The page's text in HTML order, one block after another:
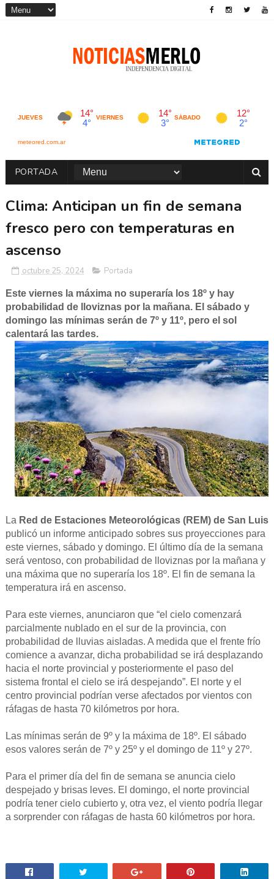
PORTADA
Clima: Anticipan un fin de semana
fresco pero con temperaturas en
ascenso
octubre 25, 2024 Portada
Este viernes la máxima no superaría los 18º y hay
probabilidad de lloviznas por la mañana. El sábado y
domingo las mínimas serán de 7º y 11º, pero el sol
calentará las tardes.
La Red de Estaciones Meteorológicas (REM) de San Luis
publicó un informe anticipado sobres sus proyecciones para
este viernes, sábado y domingo. El último día de la semana
será ventoso, con probabilidad de lloviznas por la mañana y
una máxima que no superaría los 18º. El fin de semana la
temperatura irá en ascenso.
Para este viernes, anunciaron que “el cielo comenzará
parcialmente nublado en el sur de la provincia, con
probabilidad de lluvias aisladas. A medida que el frente frío
comience a avanzar, dicha probabilidad se irá desplazando
hacia el norte provincial y posteriormente el paso del
sistema frontal el cielo se irá despejando”. El norte y el
centro provincial podrían verse afectados por vientos con
ráfagas de hasta 70 kilómetros por hora.
Las mínimas serán de 9º y la máxima de 18º. El sábado
esos valores serán de 7º y 25º y el domingo de 11º y 27º.
Para el primer día del fin de semana se anuncia cielo
despejado y brisas leves. El domingo, el norte provincial
podría tener cielo cubierto y, otra vez, el viento podría llegar
a sorprender con ráfagas de hasta 60 kilómetros por hora.